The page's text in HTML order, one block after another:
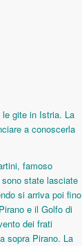
gite in Istria. La
a conoscerla
famoso
state lasciate
si arriva poi fino
e il Golfo di
dei frati
sopra Pirano. La